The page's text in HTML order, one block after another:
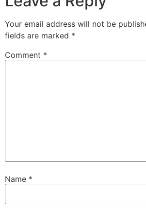
Your email address will not be
fields are marked *
Comment *
Name *